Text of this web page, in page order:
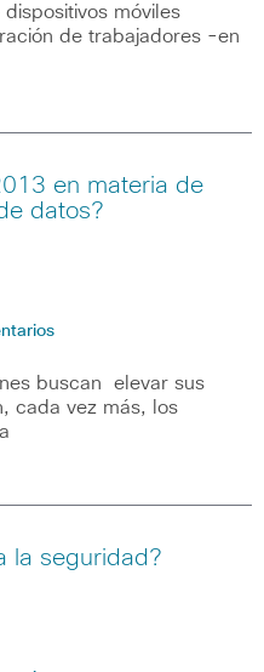
móviles
de trabajadores -en
en materia de
datos?
buscan elevar sus
cada vez más, los
la seguridad?